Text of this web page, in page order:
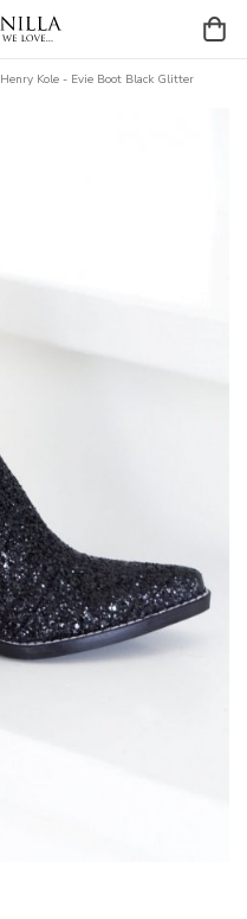
Henry Kole - Evie Boot Black Glitter